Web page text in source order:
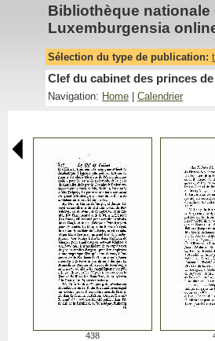
Bibliothèque
Luxemburgensia
Sélection du type de publication:
Clef du cabinet des princes
Navigation: Home Calendrier
438